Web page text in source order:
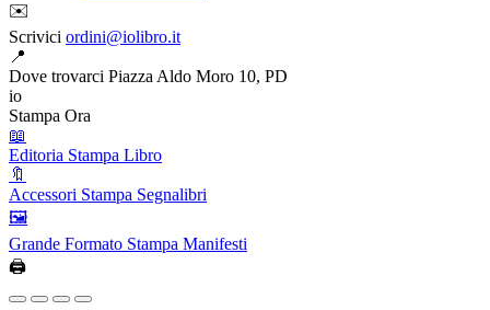
✉️
Scrivici ordini@iolibro.it
📍
Dove trovarci Piazza Aldo Moro 10, PD
io
Stampa Ora
📖
Editoria Stampa Libro
🔖
Accessori Stampa Segnalibri
🖼️
Grande Formato Stampa Manifesti
🖨️